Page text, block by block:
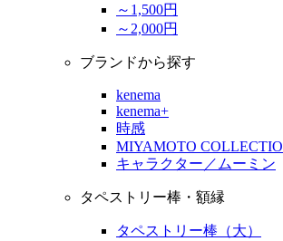
～1,500円
～2,000円
ブランドから探す
kenema
kenema+
時感
MIYAMOTO
キャラクター／ムーミン
タペストリー棒・額縁
タペストリー棒（大）